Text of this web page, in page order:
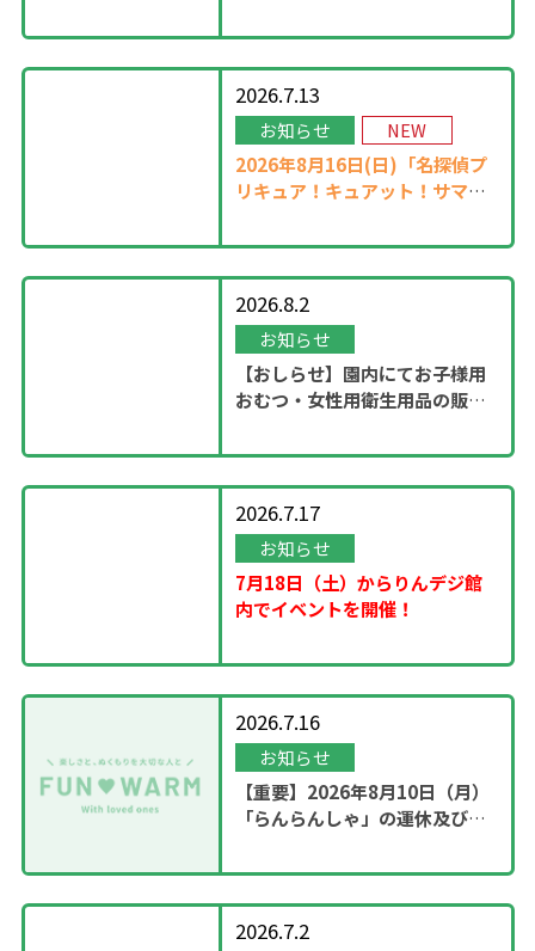
2026.7.13
お知らせ NEW
2026年8月16日(日)「名探偵プ
リキュア！キュアット！サマー
2026.8.2
お知らせ
【おしらせ】園内にてお子様用
おむつ・女性用衛生用品の販売
2026.7.17
お知らせ
7月18日（土）からりんデジ館
内でイベントを開催！
2026.7.16
お知らせ
【重要】2026年8月10日（月）
「らんらんしゃ」の運休及び園
2026.7.2